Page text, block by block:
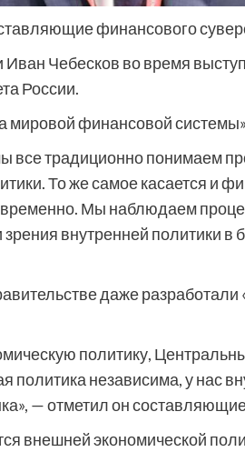
финансового
Чебесков во время
России.
мировой финансовой
все традиционно понимаем
То же самое касается и
Мы наблюдаем
внутренней политики
даже
политику,
независима, у нас
— отметил он
внешней экономической